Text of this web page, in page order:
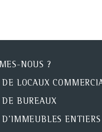
NOUS ?
LOCAUX
DE BUREAUX
D'IMMEUBLES ENTIERS